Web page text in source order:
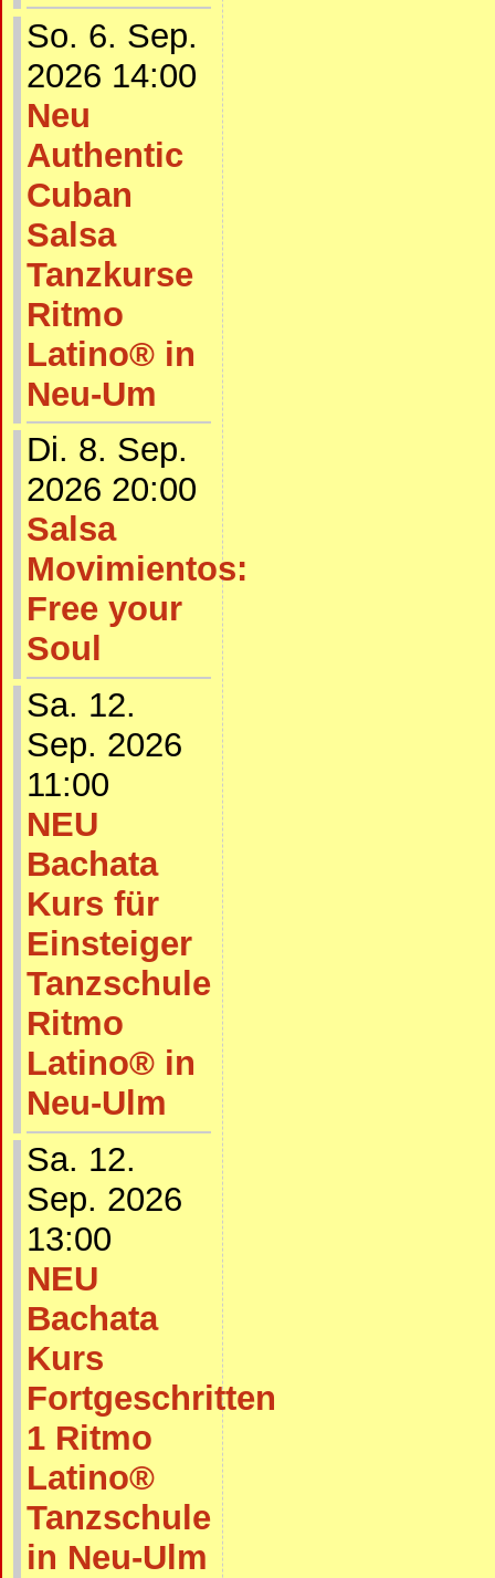
So. 6. Sep.
2026 14:00
Neu
Authentic
Cuban
Salsa
Tanzkurse
Ritmo
Latino® in
Neu-Um
Di. 8. Sep.
2026 20:00
Salsa
Movimientos:
Free your
Soul
Sa. 12.
Sep. 2026
11:00
NEU
Bachata
Kurs für
Einsteiger
Tanzschule
Ritmo
Latino® in
Neu-Ulm
Sa. 12.
Sep. 2026
13:00
NEU
Bachata
Kurs
Fortgeschritten
1 Ritmo
Latino®
Tanzschule
in Neu-Ulm